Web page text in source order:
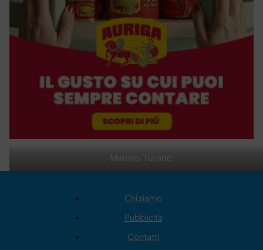
Mimmo Turano
Chi siamo
Pubblicità
Contatti